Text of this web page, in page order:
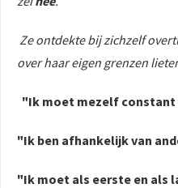
Ze ontdekte bij zichzelf
over haar eigen grenzen
"Ik moet mezelf constant
"Ik ben afhankelijk van
"Ik moet als eerste en als